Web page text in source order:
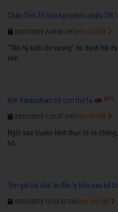
Châu Tinh Trì hứa hẹn phim chiếu Tết
03/01/2019 2:04:06 CH
"Tân hỷ kịch chi vương" do danh hài
tiên.
Xem chi tiết
Kim Kardashian có con thứ tư 6272
03/01/2019 1:03:37 CH
Ngôi sao truyền hình thực tế và
hộ.
Xem chi tiết
'Em gái trà sữa' bị đồn ly hôn sau bê
03/01/2019 12:03:33 CHXem chi tiết